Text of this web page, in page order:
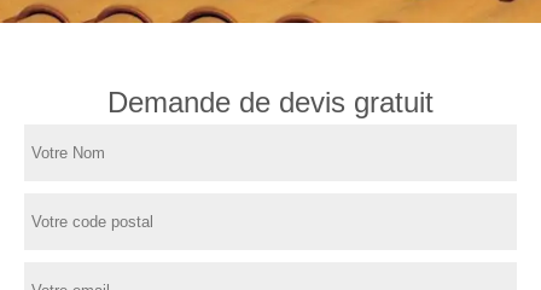
Demande de devis gratuit